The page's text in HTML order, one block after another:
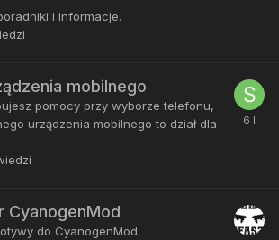
i informacje.
mobilnego
pomocy przy wyborze telefonu,
urządzenia mobilnego to dział dla
CyanogenMod
do CyanogenMod.